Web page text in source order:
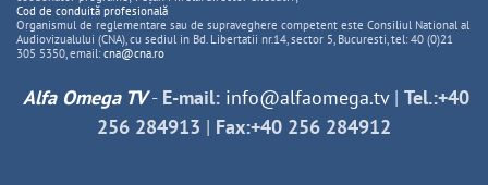
Cod de conduită profesională
Organismul de reglementare sau de supraveghere competent este Consiliul National al
Audiovizualului (CNA), cu sediul in Bd. Libertatii nr.14, sector 5, Bucuresti, tel: 40 (0)21
305 5350, email: cna@cna.ro
Alfa Omega TV- E-mail: info@alfaomega.tv| Tel.:+40
256 284913 | Fax:+40 256 284912